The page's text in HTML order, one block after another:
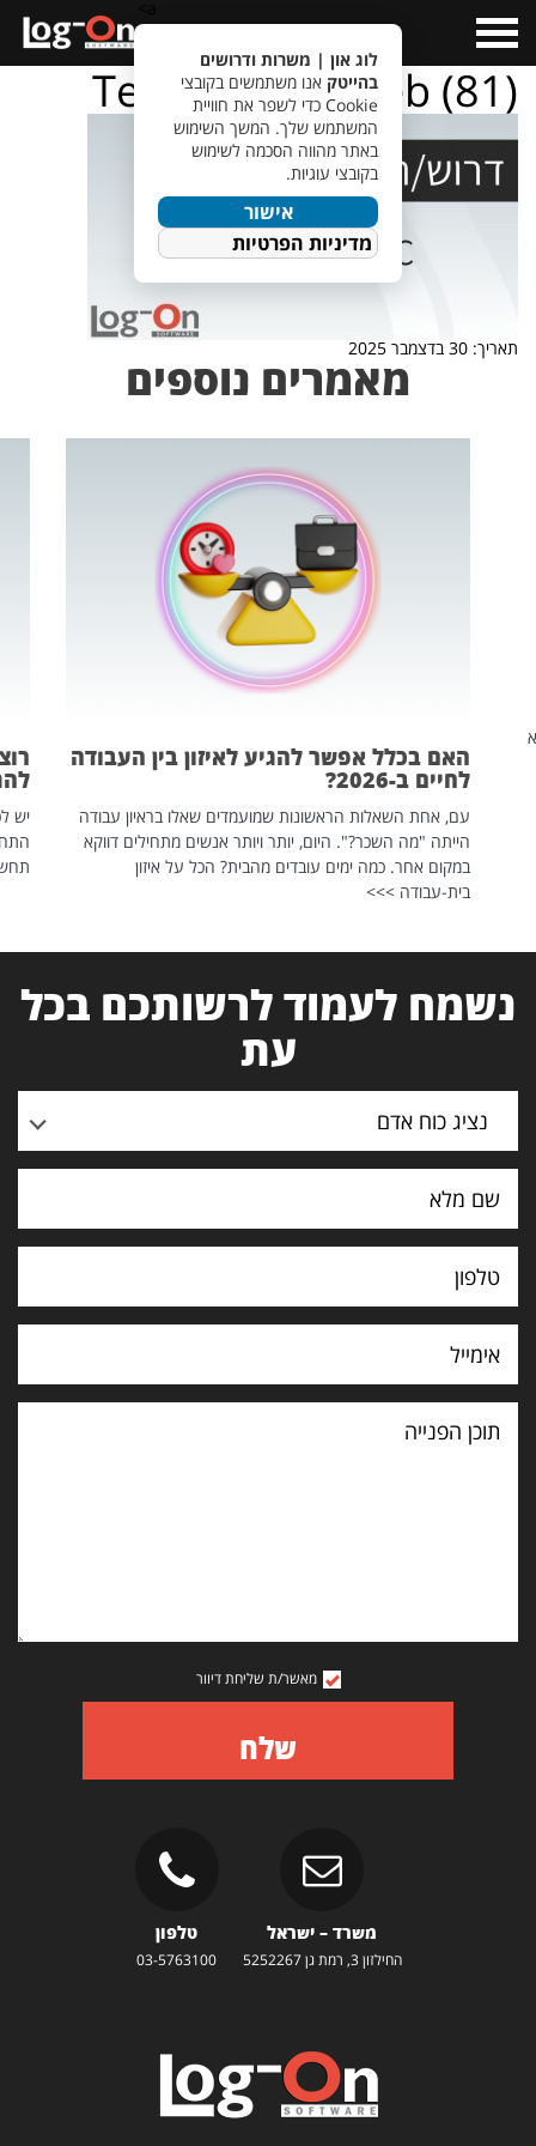
Menu
TempletJobsWeb (81)
תאריך: 30 בדצמבר 2025
מאמרים נוספים
האם בכלל אפשר להגיע לאיזון בין העבודה
לחיים ב-2026?
עם, אחת השאלות הראשונות שמועמדים שאלו בראיון עבודה
הייתה "מה השכר?". היום, יותר ויותר אנשים מתחילים דווקא
במקום אחר. כמה ימים עובדים מהבית? הכל על איזון
בית-עבודה >>>
יש
נשמח לעמוד לרשותכם בכל
עת
נציג כוח אדם
תוכן
הפנייה
מאשר/ת שליחת דיוור
שלח
משרד – ישראל
החילזון 3, רמת גן 5252267
טלפון
03-5763100
לוג און | משרות ודרושים
בהייטק אנו משתמשים בקובצי
Cookie כדי לשפר את חוויית
המשתמש שלך. המשך השימוש
באתר מהווה הסכמה לשימוש
בקובצי עוגיות.
אישור
מדיניות הפרטיות